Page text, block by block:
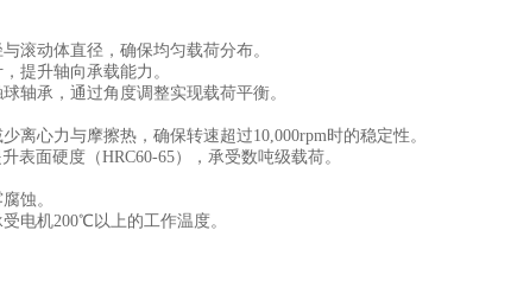
滚动体直径，确保均匀载荷分布。
提升轴向承载能力。
轴承，通过角度调整实现载荷平衡。
心力与摩擦热，确保转速超过10,000rpm时的稳定性。
表面硬度（HRC60-65），承受数吨级载荷。
蚀。
电机200℃以上的工作温度。